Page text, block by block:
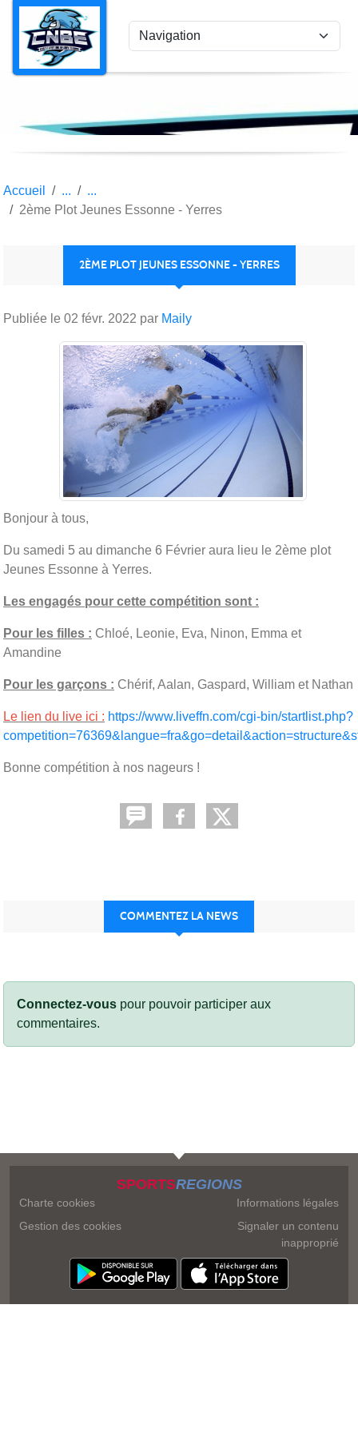
Accueil
2ème Plot Jeunes Essonne - Yerres
2ÈME PLOT JEUNES ESSONNE - YERRES
Publiée le 02 févr. 2022 par Maily
Bonjour à tous,
Du samedi 5 au dimanche 6 Février aura lieu le 2ème plot
Jeunes Essonne à Yerres.
Les engagés pour cette compétition sont :
Pour les filles : Chloé, Leonie, Eva, Ninon, Emma et
Amandine
Pour les garçons : Chérif, Aalan, Gaspard, William et Nathan
Le lien du live ici : https://www.liveffn.com/cgi-bin/startlist.php?
Bonne compétition à nos nageurs !
COMMENTEZ LA NEWS
Connectez-vous pour pouvoir participer aux
commentaires.
SPORTSREGIONS
Charte cookies
Gestion des cookies
Informations légales
Signaler un contenu
inapproprié
Panneau de gestion des cookies